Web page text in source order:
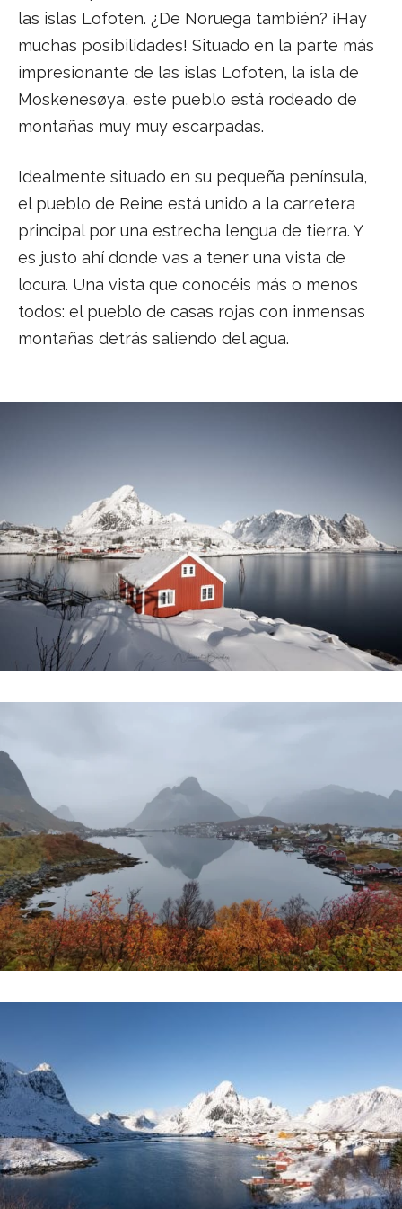
las islas Lofoten. ¿De Noruega también? ¡Hay
muchas posibilidades! Situado en la parte más
impresionante de las islas Lofoten, la isla de
Moskenesøya, este pueblo está rodeado de
montañas muy muy escarpadas.
Idealmente situado en su pequeña península,
el pueblo de Reine está unido a la carretera
principal por una estrecha lengua de tierra. Y
es justo ahí donde vas a tener una vista de
locura. Una vista que conocéis más o menos
todos: el pueblo de casas rojas con inmensas
montañas detrás saliendo del agua.